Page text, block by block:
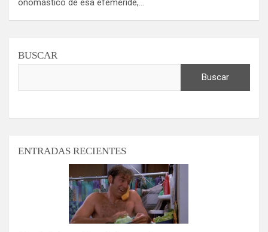
onomástico de esa efeméride,…
BUSCAR
Buscar
ENTRADAS RECIENTES